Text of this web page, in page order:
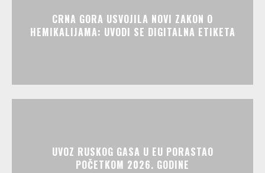
CRNA GORA USVOJILA NOVI ZAKON O
HEMIKALIJAMA: UVODI SE DIGITALNA ETIKETA
UVOZ RUSKOG GASA U EU PORASTAO
POČETKOM 2026. GODINE